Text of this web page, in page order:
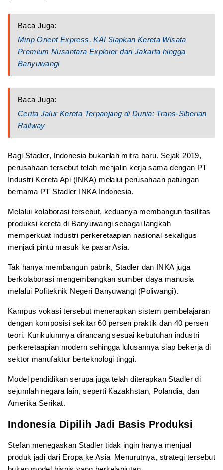
Baca Juga:
Mirip Orient Express, KAI Siapkan Kereta Wisata
Premium Nusantara Explorer dari Jakarta hingga
Banyuwangi
Baca Juga:
Cerita Jalur Kereta Terpanjang di Dunia: Trans-Siberian
Railway
Bagi Stadler, Indonesia bukanlah mitra baru. Sejak 2019,
perusahaan tersebut telah menjalin kerja sama dengan PT
Industri Kereta Api (INKA) melalui perusahaan patungan
bernama PT Stadler INKA Indonesia.
Melalui kolaborasi tersebut, keduanya membangun fasilitas
produksi kereta di Banyuwangi sebagai langkah
memperkuat industri perkeretaapian nasional sekaligus
menjadi pintu masuk ke pasar Asia.
Tak hanya membangun pabrik, Stadler dan INKA juga
berkolaborasi mengembangkan sumber daya manusia
melalui Politeknik Negeri Banyuwangi (Poliwangi).
Kampus vokasi tersebut menerapkan sistem pembelajaran
dengan komposisi sekitar 60 persen praktik dan 40 persen
teori. Kurikulumnya dirancang sesuai kebutuhan industri
perkeretaapian modern sehingga lulusannya siap bekerja di
sektor manufaktur berteknologi tinggi.
Model pendidikan serupa juga telah diterapkan Stadler di
sejumlah negara lain, seperti Kazakhstan, Polandia, dan
Amerika Serikat.
Indonesia Dipilih Jadi Basis Produksi
Stefan menegaskan Stadler tidak ingin hanya menjual
produk jadi dari Eropa ke Asia. Menurutnya, strategi tersebut